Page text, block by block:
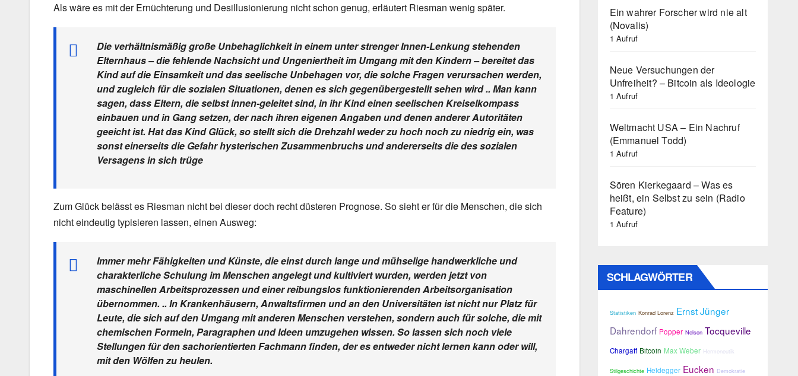
Als wäre es mit der Ernüchterung und Desillusionierung nicht schon genug, erläutert Riesman wenig später.
Die verhältnismäßig große Unbehaglichkeit in einem unter strenger Innen-Lenkung stehenden
Elternhaus – die fehlende Nachsicht und Ungeniertheit im Umgang mit den Kindern – bereitet das
Kind auf die Einsamkeit und das seelische Unbehagen vor, die solche Fragen verursachen werden,
und zugleich für die sozialen Situationen, denen es sich gegenübergestellt sehen wird .. Man kann
sagen, dass Eltern, die selbst innen-geleitet sind, in ihr Kind einen seelischen Kreiselkompass
einbauen und in Gang setzen, der nach ihren eigenen Angaben und denen anderer Autoritäten
geeicht ist. Hat das Kind Glück, so stellt sich die Drehzahl weder zu hoch noch zu niedrig ein, was
sonst einerseits die Gefahr hysterischen Zusammenbruchs und andererseits die des sozialen
Versagens in sich trüge
Zum Glück belässt es Riesman nicht bei dieser doch recht düsteren Prognose. So sieht er für die Menschen, die sich
nicht eindeutig typisieren lassen, einen Ausweg:
Immer mehr Fähigkeiten und Künste, die einst durch lange und mühselige handwerkliche und
charakterliche Schulung im Menschen angelegt und kultiviert wurden, werden jetzt von
maschinellen Arbeitsprozessen und einer reibungslos funktionierenden Arbeitsorganisation
übernommen. .. In Krankenhäusern, Anwaltsfirmen und an den Universitäten ist nicht nur Platz für
Leute, die sich auf den Umgang mit anderen Menschen verstehen, sondern auch für solche, die mit
chemischen Formeln, Paragraphen und Ideen umzugehen wissen. So lassen sich noch viele
Stellungen für den sachorientierten Fachmann finden, der es entweder nicht lernen kann oder will,
mit den Wölfen zu heulen.
Ein wahrer Forscher wird nie alt
(Novalis)
1 Aufruf
Neue Versuchungen der
Unfreiheit? – Bitcoin als Ideologie
1 Aufruf
Weltmacht USA – Ein Nachruf
(Emmanuel Todd)
1 Aufruf
Sören Kierkegaard – Was es
heißt, ein Selbst zu sein (Radio
Feature)
1 Aufruf
SCHLAGWÖRTER
Statistiken Konrad Lorenz Ernst Jünger
Dahrendorf Popper Nelson Tocqueville
Chargaff Bitcoin Max Weber Hermeneutik
Stilgeschichte Heidegger Eucken Demokratie